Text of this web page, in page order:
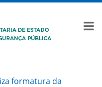
formatura da